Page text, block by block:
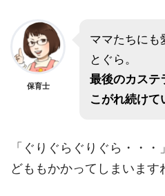
保育士
ママたちにも
とぐら。
最後のカステ
こがれ続けて
「ぐりぐらぐりぐら・・
どももかかってしまいます